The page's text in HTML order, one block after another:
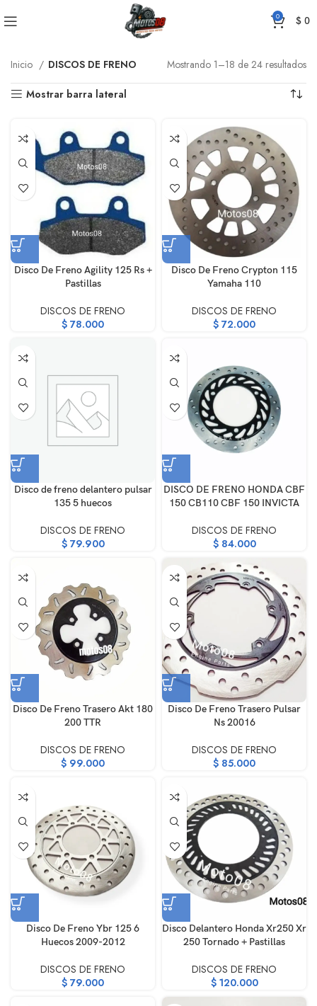
0 $0
Inicio DISCOS DE FRENO Mostrando 1–18 de 24 resultados
Mostrar barra lateral
Disco De Freno Agility 125 Rs +
Pastillas
DISCOS DE FRENO
$ 78.000
Disco De Freno Crypton 115
Yamaha 110
DISCOS DE FRENO
$ 72.000
Disco de freno delantero pulsar
135 5 huecos
DISCOS DE FRENO
$79.900
DISCO DE FRENO HONDA CBF
150 CB110 CBF 150 INVICTA
DISCOS DE FRENO
$84.000
Disco De Freno Trasero Akt 180
200 TTR
DISCOS DE FRENO
$ 99.000
Disco De Freno Trasero Pulsar
Ns 20016
DISCOS DE FRENO
$ 85.000
Disco De Freno Ybr 125 6
Huecos 2009-2012
DISCOS DE FRENO
$ 79.000
Disco Delantero Honda Xr250 Xr
250 Tornado + Pastillas
DISCOS DE FRENO
$120.000